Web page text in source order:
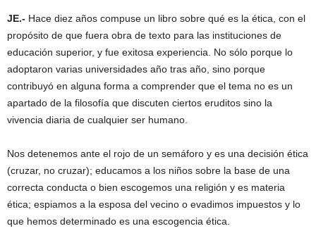
JE.- Hace diez años compuse un libro sobre qué es la ética, con el
propósito de que fuera obra de texto para las instituciones de
educación superior, y fue exitosa experiencia. No sólo porque lo
adoptaron varias universidades año tras año, sino porque
contribuyó en alguna forma a comprender que el tema no es un
apartado de la filosofía que discuten ciertos eruditos sino la
vivencia diaria de cualquier ser humano.
Nos detenemos ante el rojo de un semáforo y es una decisión ética
(cruzar, no cruzar); educamos a los niños sobre la base de una
correcta conducta o bien escogemos una religión y es materia
ética; espiamos a la esposa del vecino o evadimos impuestos y lo
que hemos determinado es una escogencia ética.